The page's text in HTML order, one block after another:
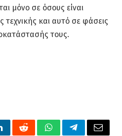
μόνο σε όσους είναι
τεχνικής και αυτό σε φάσεις
τους.